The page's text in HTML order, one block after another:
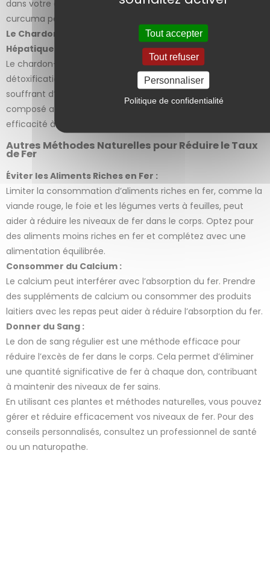
dans votre alimentation ou prendre des suppléments de
curcuma peut être bénéfique pour abaisser le taux de fer.
Le Chardon-Marie (Silybum marianum) : Protecteur
Hépatique
Le chardon-Marie soutient la fonction hépatique et aide à la
détoxification, ce qui peut être utile pour les personnes
souffrant d’un excès de fer. La silymarine, le principal
composé actif, aide à protéger le foie et à améliorer son
efficacité à traiter et éliminer l’excès de fer.
Autres Méthodes Naturelles pour Réduire le Taux
de Fer
Éviter les Aliments Riches en Fer :
Limiter la consommation d’aliments riches en fer, comme la
viande rouge, le foie et les légumes verts à feuilles, peut
aider à réduire les niveaux de fer dans le corps. Optez pour
des aliments moins riches en fer et complétez avec une
alimentation équilibrée.
Consommer du Calcium :
Le calcium peut interférer avec l’absorption du fer. Prendre
des suppléments de calcium ou consommer des produits
laitiers avec les repas peut aider à réduire l’absorption du fer.
Donner du Sang :
Le don de sang régulier est une méthode efficace pour
réduire l’excès de fer dans le corps. Cela permet d’éliminer
une quantité significative de fer à chaque don, contribuant
à maintenir des niveaux de fer sains.
En utilisant ces plantes et méthodes naturelles, vous pouvez
gérer et réduire efficacement vos niveaux de fer. Pour des
conseils personnalisés, consultez un professionnel de santé
ou un naturopathe.
2 avis
Tout accepter
Tout refuser
Personnaliser
Politique de confidentialité